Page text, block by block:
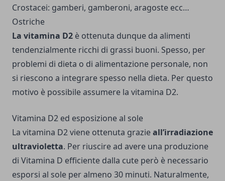
Crostacei: gamberi, gamberoni, aragoste ecc…
Ostriche
La vitamina D2 è ottenuta dunque da alimenti
tendenzialmente ricchi di grassi buoni. Spesso, per
problemi di dieta o di alimentazione personale, non
si riescono a integrare spesso nella dieta. Per questo
motivo è possibile assumere la vitamina D2.
Vitamina D2 ed esposizione al sole
La vitamina D2 viene ottenuta grazieall’irradiazione
ultravioletta. Per riuscire ad avere una produzione
di Vitamina D efficiente dalla cute però è necessario
esporsi al sole per almeno 30 minuti. Naturalmente,